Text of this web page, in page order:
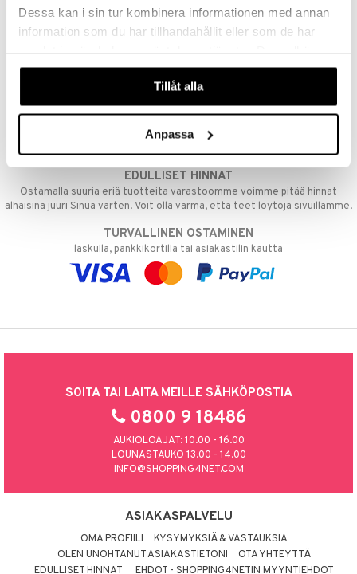
Dessa kan i sin tur kombinera informationen med annan
information som du har tillhandahållit eller som de har
våra cookies vid fortsatt användande av vår webbplats.
Tillåt alla
Anpassa
Aina maksuton vaihtoehto, huolimatta siitä ostatko yksittäisen
tuotteen tai koko tilauksellesi joka ylittää 50 €.
NOPEAT TOIMITUKSET
Ennen kello 13.00 tehdyt tilaukset lähetetään normaalisti samana
EDULLISET HINNAT
Ostamalla suuria eriä tuotteita varastoomme voimme pitää hinnat
alhaisina juuri Sinua varten! Voit olla varma, että teet löytöjä sivuillamme.
TURVALLINEN OSTAMINEN
laskulla, pankkikortilla tai asiakastilin kautta
SOITA TAI LAITA MEILLE SÄHKÖPOSTIA
0800 9 18486
AUKIOLOAJAT: 10.00 - 16.00
LOUNASTAUKO 13.00 - 14.00
INFO@SHOPPING4NET.COM
ASIAKASPALVELU
OMA PROFIILI
KYSYMYKSIÄ & VASTAUKSIA
OLEN UNOHTANUT ASIAKASTIETONI
OTA YHTEYTTÄ
EDULLISET HINNAT
EHDOT - SHOPPING4NETIN MYYNTIEHDOT